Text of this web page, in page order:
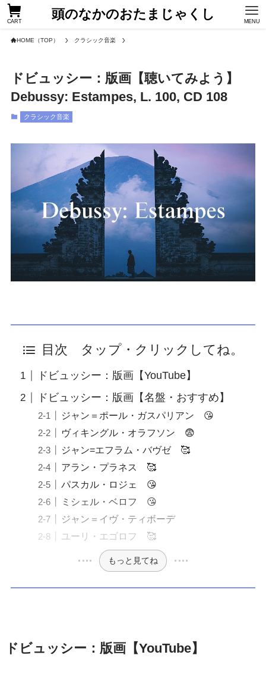
頭のなかのおたまじゃくし
CART MENU
HOME（TOP） クラシック音楽
ドビュッシー：版画【聴いてみよう】
Debussy: Estampes, L. 100, CD 108
クラシック音楽
目次 タップ・クリックしてね。
ドビュッシー：版画【YouTube】
ドビュッシー：版画【名盤・おすすめ】
ジャン＝ポール・ガスパリアン 😘
ヴィキングル・オラフソン 😨
ジャン=エフラム・バヴゼ 🥰
アラン・プラネス 🥰
パスカル・ロジェ 😘
ミシェル・ベロフ 😘
ジャン＝イヴ・ティボーデ
ユーリ・エゴロフ 🥰
もっと見てね
ドビュッシー：版画【YouTube】